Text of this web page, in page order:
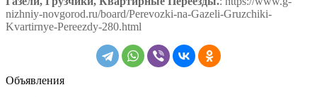
nizhniy-novgorod.ru/board/Perevozki-na-Gazeli-Gruzchiki-
Kvartirnye-Pereezdy-280.html
Объявления